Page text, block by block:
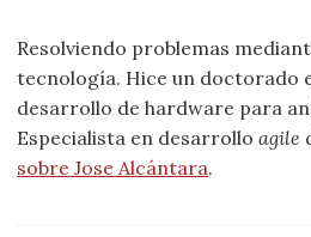
Resolviendo problemas
tecnología. Hice un doctorado
desarrollo de hardware para
Especialista en desarrolloagile
sobre Jose Alcántara.